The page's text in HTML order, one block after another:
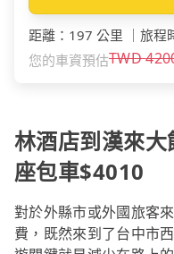
距離 ： 197 公里 旅程
您的車資預估TWD
林酒店到漢來
座包車$4010
對於外縣市或外國旅客
費，既然來到了台中市